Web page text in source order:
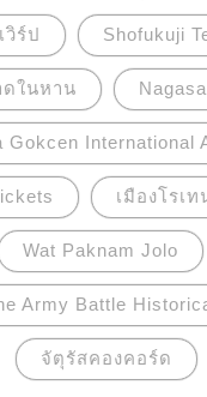
วิร์ป Shofukuji
ดในหาน
Gokcen International
เมืองโรเท
Wat Paknam Jolo
Army Battle
จัตุรัสคองคอร์ด